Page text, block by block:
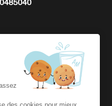
Michel Gourion : 41 Route
de Granville, 50800 Fleury
Agence dlb : 27 rue de la
Vrière 44240 LA